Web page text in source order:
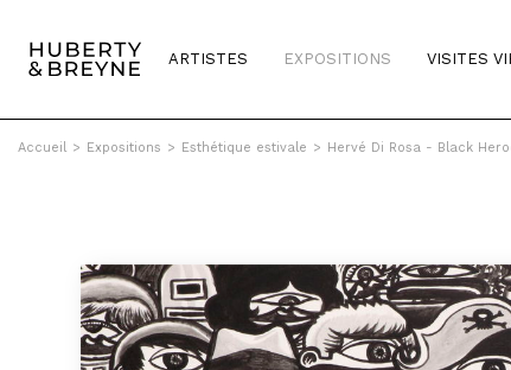
ARTISTES EXPOSITIONS VISITES
Accueil > Expositions > Esthétique estivale > Hervé Di Rosa - Black